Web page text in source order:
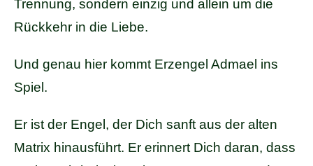
Trennung, sondern einzig und allein um die
Rückkehr in die Liebe.
Und genau hier kommt Erzengel Admael ins
Spiel.
Er ist der Engel, der Dich sanft aus der alten
Matrix hinausführt. Er erinnert Dich daran, dass